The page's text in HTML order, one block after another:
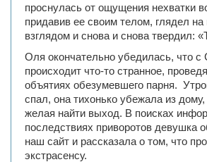
проснулась от ощущения нехватки
придавив ее своим телом, глядел
взглядом и снова и снова твердил:
Оля окончательно убедилась, что
происходит что-то странное,
объятиях обезумевшего парня.
спал, она тихонько убежала из
желая найти выход. В поисках
последствиях приворотов девушка
наш сайт и рассказала о том, что
экстрасенсу.